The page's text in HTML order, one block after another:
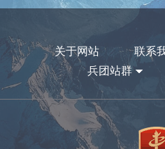
关于网站 联系
兵团站群